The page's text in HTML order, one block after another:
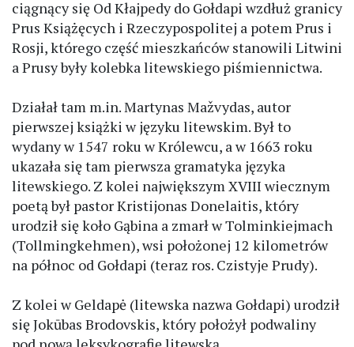
ciągnący się Od Kłajpedy do Gołdapi wzdłuż granicy
Prus Książęcych i Rzeczypospolitej a potem Prus i
Rosji, którego część mieszkańców stanowili Litwini
a Prusy były kolebka litewskiego piśmiennictwa.
Działał tam m.in. Martynas Mažvydas, autor
pierwszej książki w języku litewskim. Był to
wydany w 1547 roku w Królewcu, a w 1663 roku
ukazała się tam pierwsza gramatyka języka
litewskiego. Z kolei największym XVIII wiecznym
poetą był pastor Kristijonas Donelaitis, który
urodził się koło Gąbina a zmarł w Tolminkiejmach
(Tollmingkehmen), wsi położonej 12 kilometrów
na północ od Gołdapi (teraz ros. Czistyje Prudy).
Z kolei w Geldapė (litewska nazwa Gołdapi) urodził
się Jokūbas Brodovskis, który położył podwaliny